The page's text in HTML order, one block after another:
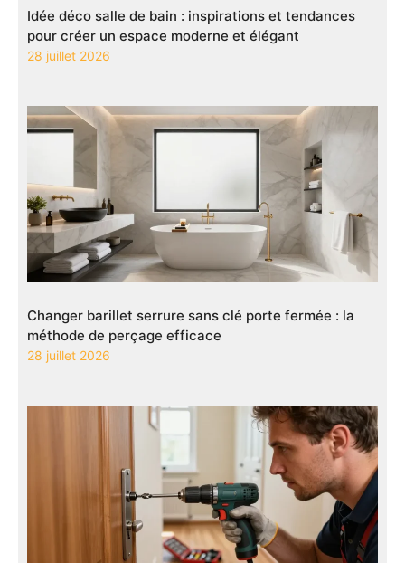
Idée déco salle de bain : inspirations et tendances
pour créer un espace moderne et élégant
28 juillet 2026
Changer barillet serrure sans clé porte fermée : la
méthode de perçage efficace
28 juillet 2026